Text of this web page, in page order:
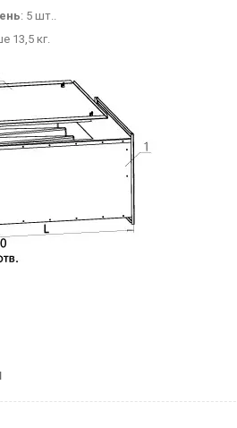
: 5 шт..
13,5 кг.